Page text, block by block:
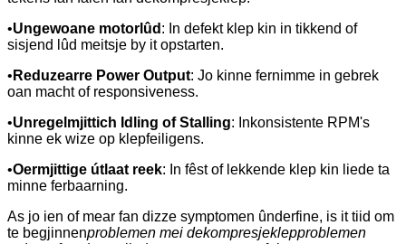
•Ungewoane motorlûd : In defekt klep kin in tikkend of
sisjend lûd meitsje by it opstarten.
• Reduzearre Power Output: Jo kinne fernimme in gebrek
oan macht of responsiveness.
•Unregelmjittich Idling of Stalling: Inkonsistente RPM's
kinne ek wize op klepfeiligens.
•Oermjittige útlaat reek: In fêst of lekkende klep kin liede ta
minne ferbaarning.
As jo ​​​​ien of mear fan dizze symptomen ûnderfine, is it tiid om
te begjinnenproblemen mei dekompresjeklepproblemen